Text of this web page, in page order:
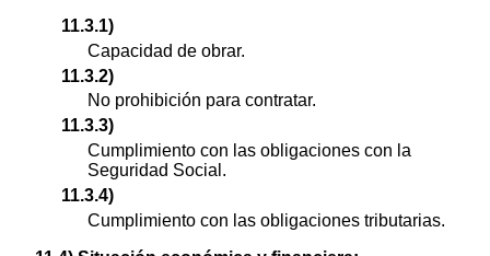
11.3.1)
Capacidad de obrar.
11.3.2)
No prohibición para contratar.
11.3.3)
Cumplimiento con las obligaciones con la
Seguridad Social.
11.3.4)
Cumplimiento con las obligaciones tributarias.